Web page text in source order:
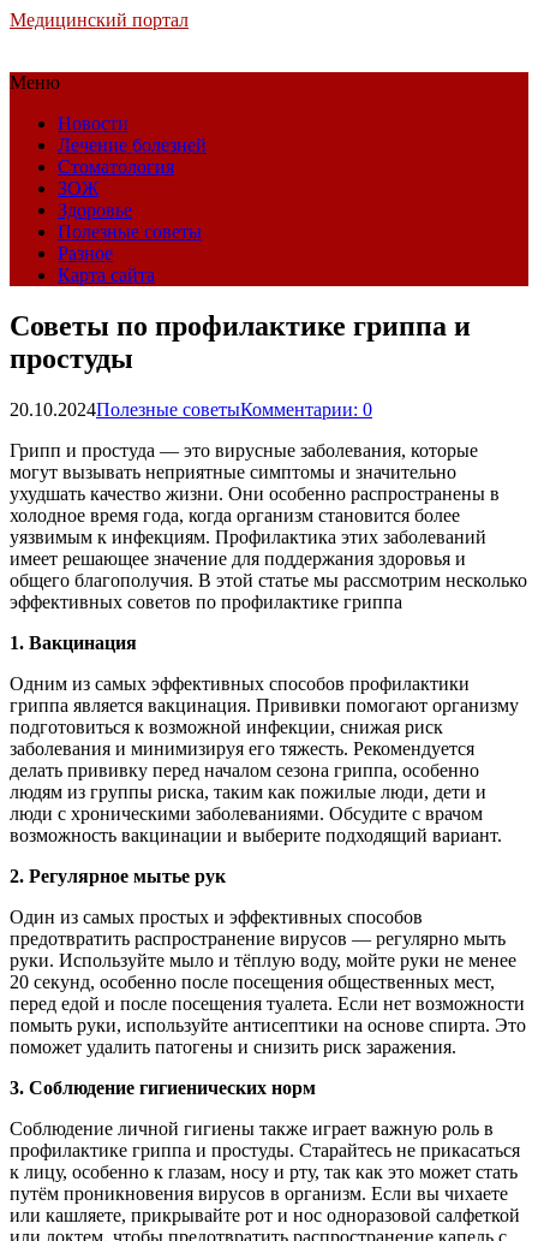
Медицинский портал
Меню
Новости
Лечение болезней
Стоматология
ЗОЖ
Здоровье
Полезные советы
Разное
Карта сайта
Советы по профилактике гриппа и
простуды
20.10.2024Полезные советыКомментарии: 0
Грипп и простуда — это вирусные заболевания, которые
могут вызывать неприятные симптомы и значительно
ухудшать качество жизни. Они особенно распространены в
холодное время года, когда организм становится более
уязвимым к инфекциям. Профилактика этих заболеваний
имеет решающее значение для поддержания здоровья и
общего благополучия. В этой статье мы рассмотрим несколько
эффективных советов по профилактике гриппа
1. Вакцинация
Одним из самых эффективных способов профилактики
гриппа является вакцинация. Прививки помогают организму
подготовиться к возможной инфекции, снижая риск
заболевания и минимизируя его тяжесть. Рекомендуется
делать прививку перед началом сезона гриппа, особенно
людям из группы риска, таким как пожилые люди, дети и
люди с хроническими заболеваниями. Обсудите с врачом
возможность вакцинации и выберите подходящий вариант.
2. Регулярное мытье рук
Один из самых простых и эффективных способов
предотвратить распространение вирусов — регулярно мыть
руки. Используйте мыло и тёплую воду, мойте руки не менее
20 секунд, особенно после посещения общественных мест,
перед едой и после посещения туалета. Если нет возможности
помыть руки, используйте антисептики на основе спирта. Это
поможет удалить патогены и снизить риск заражения.
3. Соблюдение гигиенических норм
Соблюдение личной гигиены также играет важную роль в
профилактике гриппа и простуды. Старайтесь не прикасаться
к лицу, особенно к глазам, носу и рту, так как это может стать
путём проникновения вирусов в организм. Если вы чихаете
или кашляете, прикрывайте рот и нос одноразовой салфеткой
или локтем, чтобы предотвратить распространение капель с